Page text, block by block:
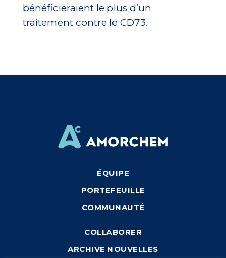
bénéficieraient le plus d’un
traitement contre le CD73.
ÉQUIPE
PORTEFEUILLE
COMMUNAUTÉ
COLLABORER
ARCHIVE NOUVELLES